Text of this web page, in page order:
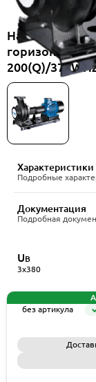
Насос
200(Q)/
Характеристики
Подробные
Документация
Подробная
UВ
3x380
без артикула